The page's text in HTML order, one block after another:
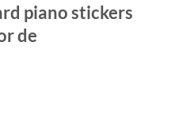
piano stickers
de